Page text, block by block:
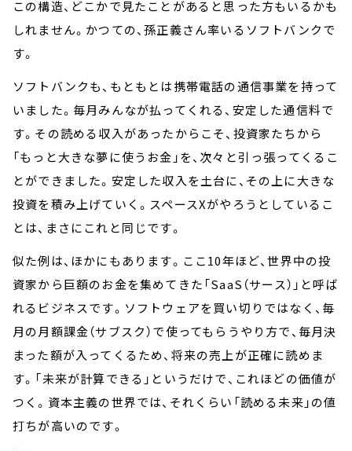
この構造、どこかで見たことがあると思った方もいるかも
しれません。かつての、孫正義さん率いるソフトバンクで
す。
ソフトバンクも、もともとは携帯電話の通信事業を持って
いました。毎月みんなが払ってくれる、安定した通信料で
す。その読める収入があったからこそ、投資家たちから
「もっと大きな夢に使うお金」を、次々と引っ張ってくるこ
とができました。安定した収入を土台に、その上に大きな
投資を積み上げていく。スペースXがやろうとしているこ
とは、まさにこれと同じです。
似た例は、ほかにもあります。ここ10年ほど、世界中の投
資家から巨額のお金を集めてきた「SaaS（サース）」と呼ば
れるビジネスです。ソフトウェアを買い切りではなく、毎
月の月額課金（サブスク）で使ってもらうやり方で、毎月決
まった額が入ってくるため、将来の売上が正確に読めま
す。「未来が計算できる」というだけで、これほどの価値が
つく。資本主義の世界では、それくらい「読める未来」の値
打ちが高いのです。